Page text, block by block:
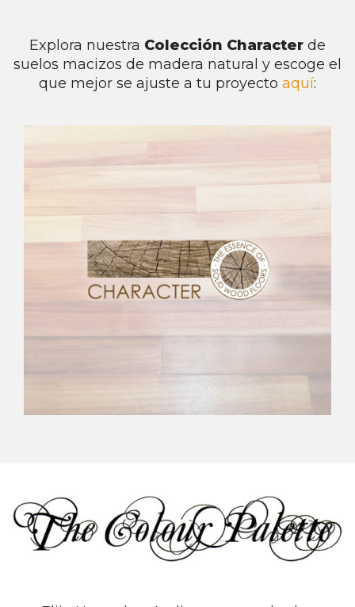
Explora nuestra Colección Character de
suelos macizos de madera natural y escoge el
que mejor se ajuste a tu proyecto aquí:
.
La esencia de los suelos de
madera maciza
Ver colección